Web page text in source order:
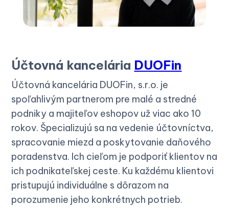
Účtovná kancelária DUOFin
Účtovná kancelária DUOFin, s.r.o. je
spoľahlivým partnerom pre malé a stredné
podniky a majiteľov eshopov už viac ako 10
rokov. Špecializujú sa na vedenie účtovníctva,
spracovanie miezd a poskytovanie daňového
poradenstva. Ich cieľom je podporiť klientov na
ich podnikateľskej ceste. Ku každému klientovi
pristupujú individuálne s dôrazom na
porozumenie jeho konkrétnych potrieb.